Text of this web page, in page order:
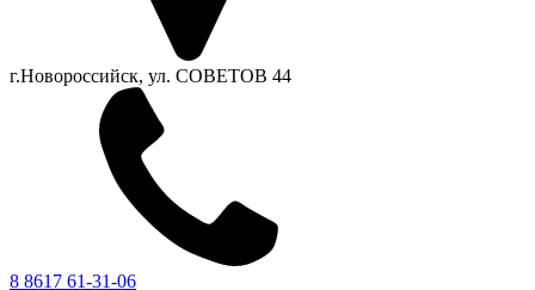
г.Новороссийск, ул. СОВЕТОВ 44
8 8617 61-31-06